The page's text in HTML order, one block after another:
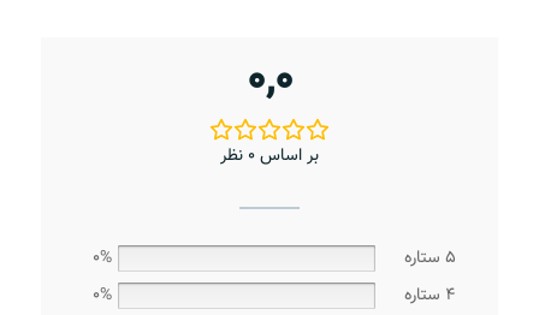
0,0
بر اساس 0 نظر
5 ستاره
0%
4 ستاره
0%